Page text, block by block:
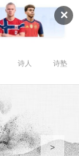
✕
诗人 诗塾
>